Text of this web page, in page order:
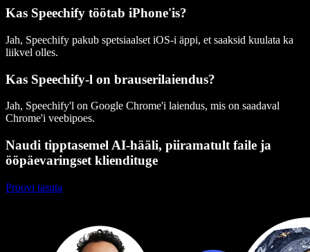
Kas Speechify töötab iPhone'is?
Jah, Speechify pakub spetsiaalset iOS-i äppi, et saaksid kuulata ka
liikvel olles.
Kas Speechify-l on brauserilaiendus?
Jah, Speechify'l on Google Chrome'i laiendus, mis on saadaval
Chrome'i veebipoes.
Naudi tipptasemel AI-hääli, piiramatult faile ja
ööpäevaringset kliendituge
Proovi tasuta